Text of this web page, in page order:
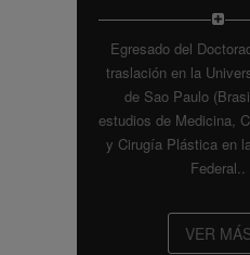
Egresado del
traslación en la
de Sao Paulo
estudios de Medicina,
y Cirugía Plástica en
Federal..
VER